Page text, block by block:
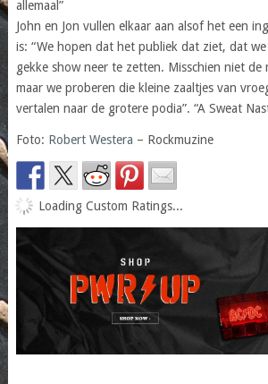
allemaal”
John en Jon vullen elkaar aan alsof het een
is: “We hopen dat het publiek dat ziet, dat
gekke show neer te zetten. Misschien niet de
maar we proberen die kleine zaaltjes van
vertalen naar de grotere podia”. “A Sweat
Foto: Robert Westera – Rockmuzine
Loading Custom Ratings...